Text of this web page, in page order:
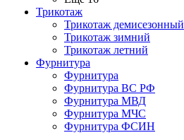
Трикотаж
Трикотаж демисезонный
Трикотаж зимний
Трикотаж летний
Фурнитура
Фурнитура
Фурнитура ВС РФ
Фурнитура МВД
Фурнитура МЧС
Фурнитура ФСИН